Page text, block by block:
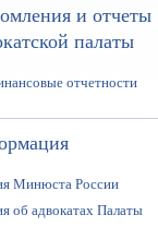
и отчеты
палаты
отчетности
Минюста России
об адвокатах Палаты